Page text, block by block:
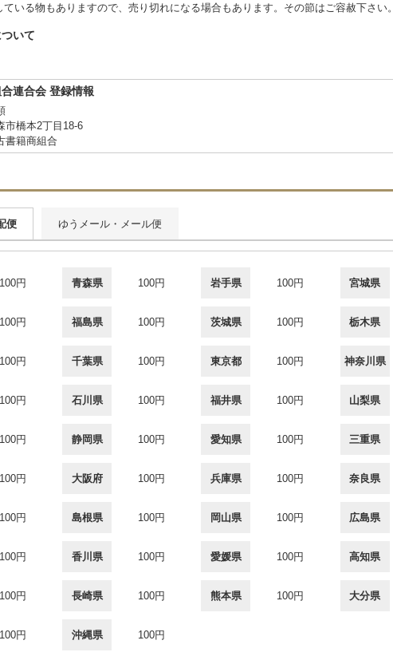
いる物もありますので、売り切れになる場合もあります。その節はご容赦下さい。
いて
連合会 登録情報
市橋本2丁目18-6
書籍商組合
便 ゆうメール・メール便
100円 青森県 100円 岩手県 100円 宮城県
100円 福島県 100円 茨城県 100円 栃木県
100円 千葉県 100円 東京都 100円 神奈川県
100円 石川県 100円 福井県 100円 山梨県
100円 静岡県 100円 愛知県 100円 三重県
100円 大阪府 100円 兵庫県 100円 奈良県
100円 島根県 100円 岡山県 100円 広島県
100円 香川県 100円 愛媛県 100円 高知県
100円 長崎県 100円 熊本県 100円 大分県
100円 沖縄県 100円